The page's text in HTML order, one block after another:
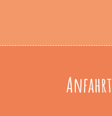
Anfahrt